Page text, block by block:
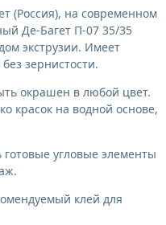
(Россия), на современном
Де-Багет П-07 35/35
экструзии. Имеет
зернистости.
окрашен в любой цвет.
красок на водной основе,
готовые угловые элементы
клей для